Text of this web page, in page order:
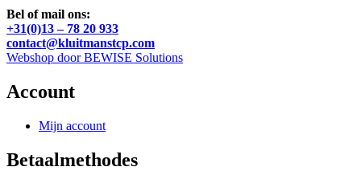
Bel of mail ons:
+31(0)13 – 78 20 933
contact@kluitmanstcp.com
Webshop door BEWISE Solutions
Account
Mijn account
Betaalmethodes